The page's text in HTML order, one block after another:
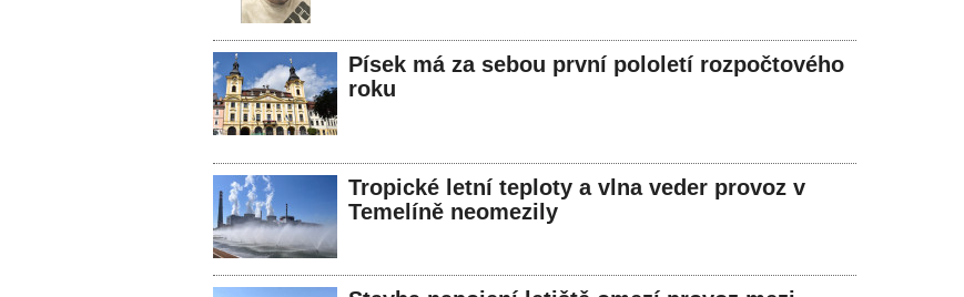
Písek má za sebou první pololetí rozpočtového
roku
Tropické letní teploty a vlna veder provoz v
Temelíně neomezily